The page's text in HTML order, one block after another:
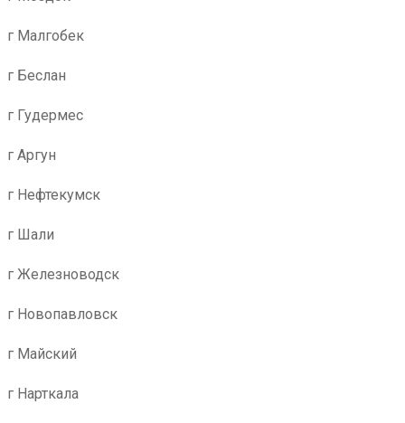
г Малгобек
г Беслан
г Гудермес
г Аргун
г Нефтекумск
г Шали
г Железноводск
г Новопавловск
г Майский
г Нарткала